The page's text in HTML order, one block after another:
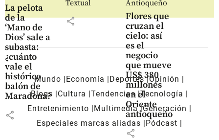
La pelota
de la
‘Mano de
Dios’ sale a
subasta:
¿cuánto
vale el
histórico
balón de
Maradona?
share
Textual
share
Antioqueño
Flores que
cruzan el
cielo: así
es el
negocio
que mueve
US$ 380
millones
en el
Oriente
antioqueño
share
Mundo Economía Deportes Opinión
Blogs
Cultura Tendencias Tecnología
Entretenimiento
Multimedia Generación
Especiales marcas aliadas
Pódcast